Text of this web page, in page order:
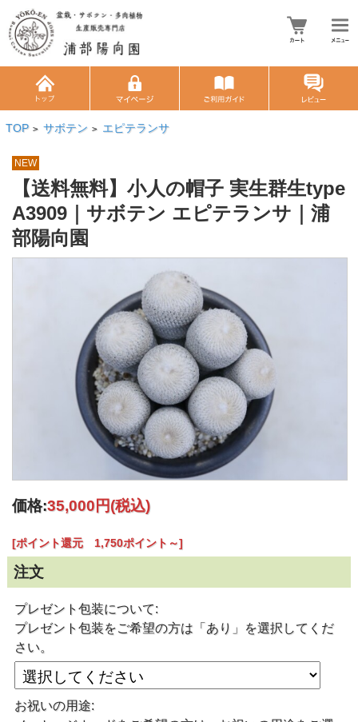
TOP > サボテン > エピテランサ
NEW
【送料無料】小人の帽子 実生群生type
A3909｜サボテン エピテランサ｜浦
部陽向園
価格:35,000円(税込)
[ポイント還元 1,750ポイント～]
注文
プレゼント包装について:
プレゼント包装をご希望の方は「あり」を選択してくだ
さい。
お祝いの用途: